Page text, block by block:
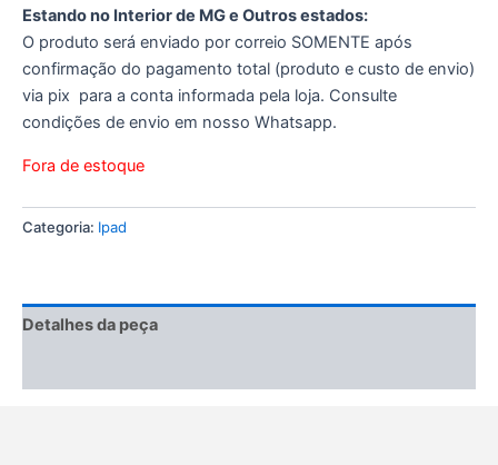
Estando no Interior de MG e Outros estados:
O produto será enviado por correio SOMENTE após
confirmação do pagamento total (produto e custo de envio)
via pix para a conta informada pela loja. Consulte
condições de envio em nosso Whatsapp.
Fora de estoque
Categoria: Ipad
Detalhes da peça